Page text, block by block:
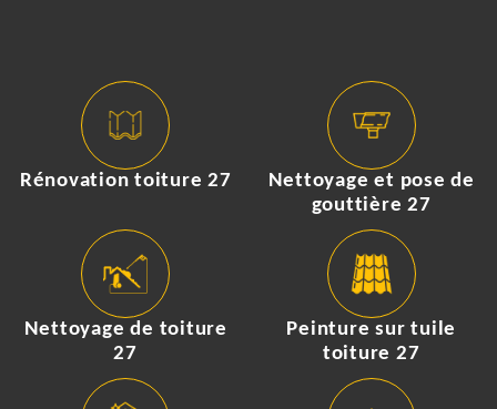
Rénovation toiture 27
Nettoyage et pose de
gouttière 27
Nettoyage de toiture
27
Peinture sur tuile
toiture 27